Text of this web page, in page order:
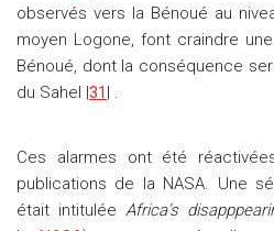
observés vers la Bénoué au
moyen Logone, font craindre
Bénoué, dont la conséquence
du Sahel |31 | .
Ces alarmes ont été
publications de la NASA. Une
était intitulée Africa’s